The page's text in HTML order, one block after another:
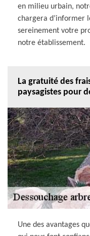
en milieu urbain,
chargera d’informer
sereinement votre
notre établissement.
La gratuité des
paysagistes pour
Une des avantages